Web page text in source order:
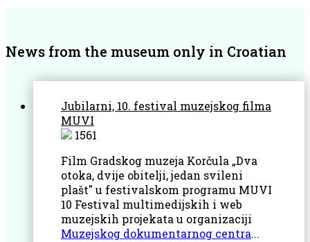
News from the museum only in Croatian
Jubilarni, 10. festival muzejskog filma
MUVI
1561
Film Gradskog muzeja Korčula „Dva
otoka, dvije obitelji, jedan svileni
plašt" u festivalskom programu MUVI
10 Festival multimedijskih i web
muzejskih projekata u organizaciji
Muzejskog dokumentarnog centra...